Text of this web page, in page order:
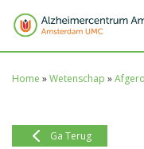
Home »Wetenschap »
Ga Terug